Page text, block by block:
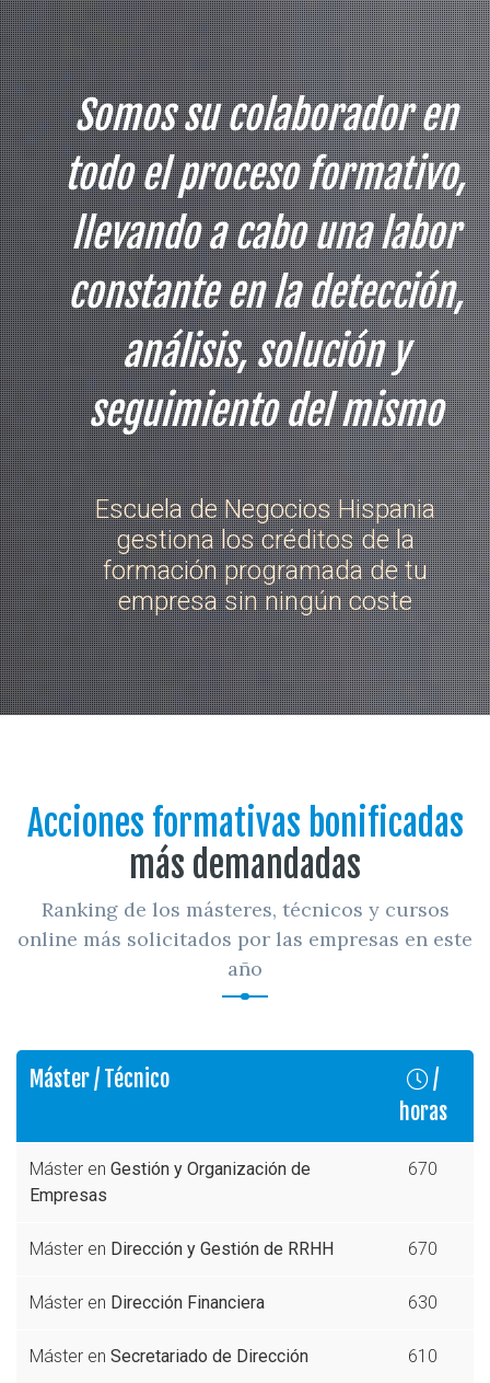
Somos su colaborador en
todo el proceso formativo,
llevando a cabo una labor
constante en la detección,
análisis, solución y
seguimiento del mismo
Escuela de Negocios Hispania
gestiona los créditos de la
formación programada de tu
empresa sin ningún coste
Acciones formativas bonificadas
más demandadas
Ranking de los másteres, técnicos y cursos
online más solicitados por las empresas en este
año
Máster / Técnico
/
horas
Máster en Gestión y Organización de
Empresas
670
Máster en Dirección y Gestión de RRHH 670
Máster en Dirección Financiera 630
Máster en Secretariado de Dirección 610